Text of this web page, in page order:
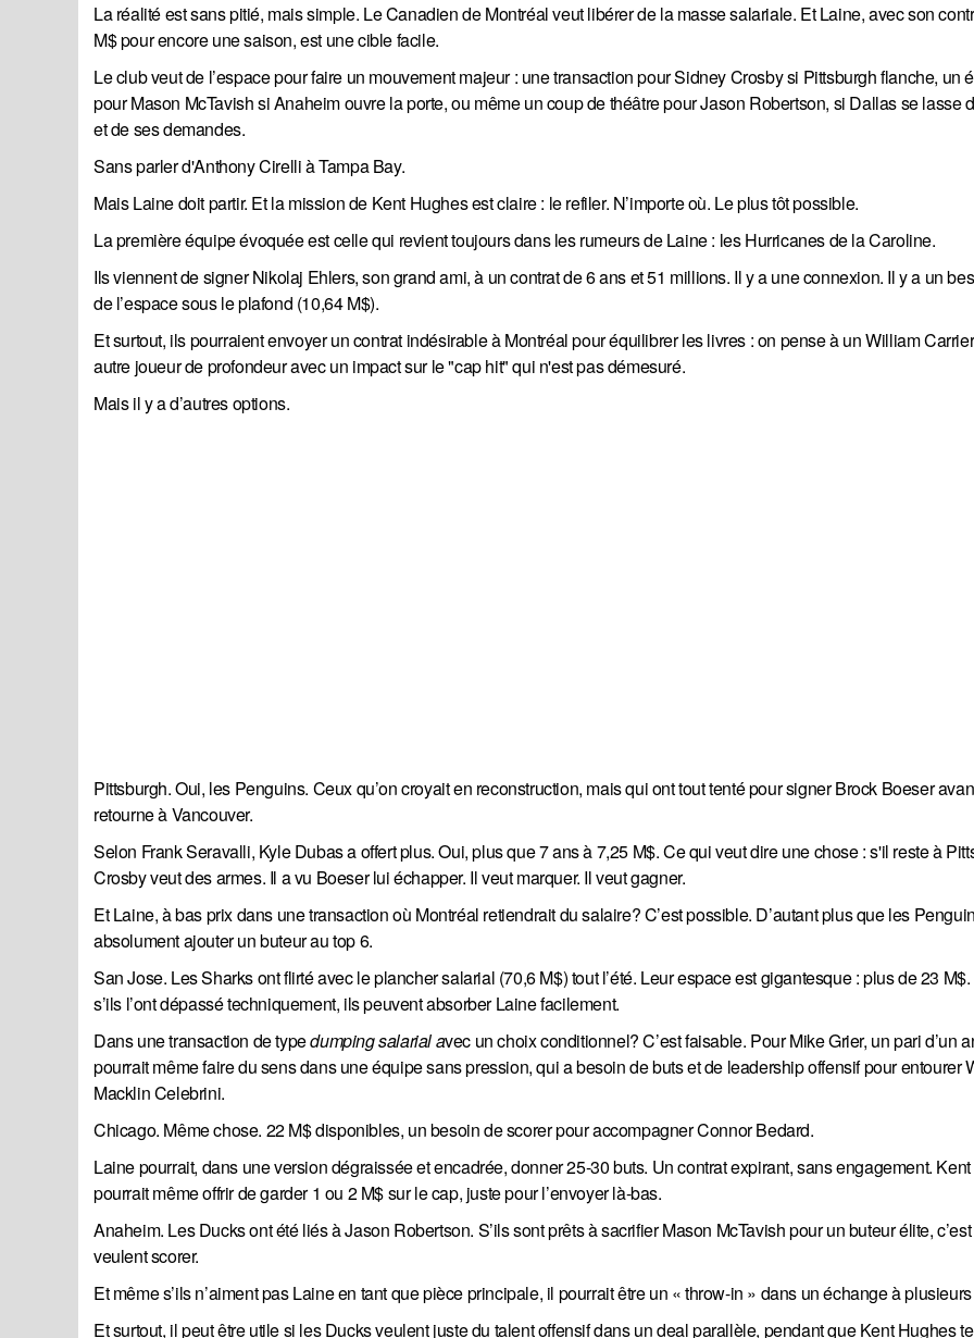
La réalité est sans pitié, mais simple. Le Canadien de Montréal veut libérer de la masse salariale. Et Laine, avec son
M$ pour encore une saison, est une cible facile.
Le club veut de l’espace pour faire un mouvement majeur : une transaction pour Sidney Crosby si Pittsburgh flanche, un
pour Mason McTavish si Anaheim ouvre la porte, ou même un coup de théâtre pour Jason Robertson, si Dallas se lasse
et de ses demandes.
Sans parler d'Anthony Cirelli à Tampa Bay.
Mais Laine doit partir. Et la mission de Kent Hughes est claire : le refiler. N’importe où. Le plus tôt possible.
La première équipe évoquée est celle qui revient toujours dans les rumeurs de Laine : les Hurricanes de la Caroline.
Ils viennent de signer Nikolaj Ehlers, son grand ami, à un contrat de 6 ans et 51 millions. Il y a une connexion. Il y a un
de l’espace sous le plafond (10,64 M$).
Et surtout, ils pourraient envoyer un contrat indésirable à Montréal pour équilibrer les livres : on pense à un William
autre joueur de profondeur avec un impact sur le "cap hit" qui n'est pas démesuré.
Mais il y a d’autres options.
Pittsburgh. Oui, les Penguins. Ceux qu’on croyait en reconstruction, mais qui ont tout tenté pour signer Brock Boeser
retourne à Vancouver.
Selon Frank Seravalli, Kyle Dubas a offert plus. Oui, plus que 7 ans à 7,25 M$. Ce qui veut dire une chose : s'il reste à
Crosby veut des armes. Il a vu Boeser lui échapper. Il veut marquer. Il veut gagner.
Et Laine, à bas prix dans une transaction où Montréal retiendrait du salaire? C’est possible. D’autant plus que les
absolument ajouter un buteur au top 6.
San Jose. Les Sharks ont flirté avec le plancher salarial (70,6 M$) tout l’été. Leur espace est gigantesque : plus de 23
s’ils l’ont dépassé techniquement, ils peuvent absorber Laine facilement.
Dans une transaction de typedumping salarial avec un choix conditionnel? C’est faisable. Pour Mike Grier, un pari d’un
pourrait même faire du sens dans une équipe sans pression, qui a besoin de buts et de leadership offensif pour entourer
Macklin Celebrini.
Chicago. Même chose. 22 M$ disponibles, un besoin de scorer pour accompagner Connor Bedard.
Laine pourrait, dans une version dégraissée et encadrée, donner 25-30 buts. Un contrat expirant, sans engagement.
pourrait même offrir de garder 1 ou 2 M$ sur le cap, juste pour l’envoyer là-bas.
Anaheim. Les Ducks ont été liés à Jason Robertson. S’ils sont prêts à sacrifier Mason McTavish pour un buteur élite, c’est
veulent scorer.
Et même s’ils n’aiment pas Laine en tant que pièce principale, il pourrait être un « throw-in » dans un échange à
Et surtout, il peut être utile si les Ducks veulent juste du talent offensif dans un deal parallèle, pendant que Kent Hughes